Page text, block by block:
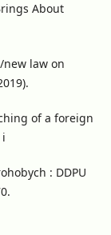
About
law on
of a foreign
i
: DDPU